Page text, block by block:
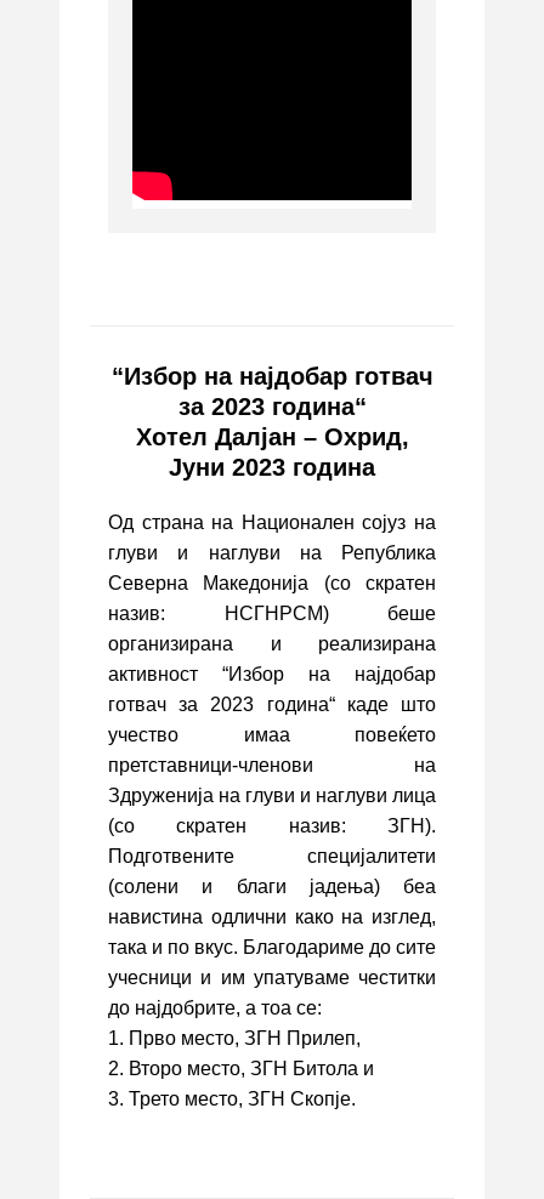
“Избор на најдобар готвач
за 2023 година“
Хотел Далјан – Охрид,
Јуни 2023 година
Од страна на Национален сојуз на
глуви и наглуви на Република
Северна Македонија (со скратен
назив: НСГНРСМ) беше
организирана и реализирана
активност “Избор на најдобар
готвач за 2023 година“ каде што
учество имаа повеќето
претставници-членови на
Здруженија на глуви и наглуви лица
(со скратен назив: ЗГН).
Подготвените специјалитети
(солени и благи јадења) беа
навистина одлични како на изглед,
така и по вкус. Благодариме до сите
учесници и им упатуваме честитки
до најдобрите, а тоа се:
1. Прво место, ЗГН Прилеп,
2. Второ место, ЗГН Битола и
3. Трето место, ЗГН Скопје.